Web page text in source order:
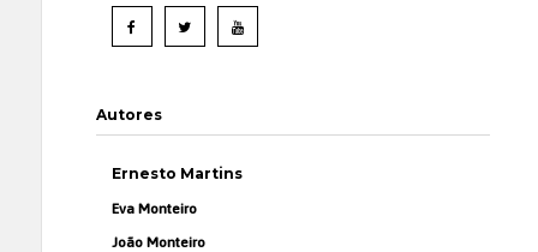
Autores
Ernesto Martins
Eva Monteiro
João Monteiro